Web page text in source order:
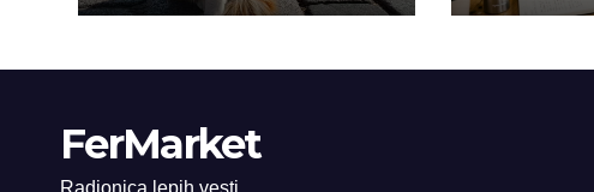
FerMarket
Radionica lepih vesti